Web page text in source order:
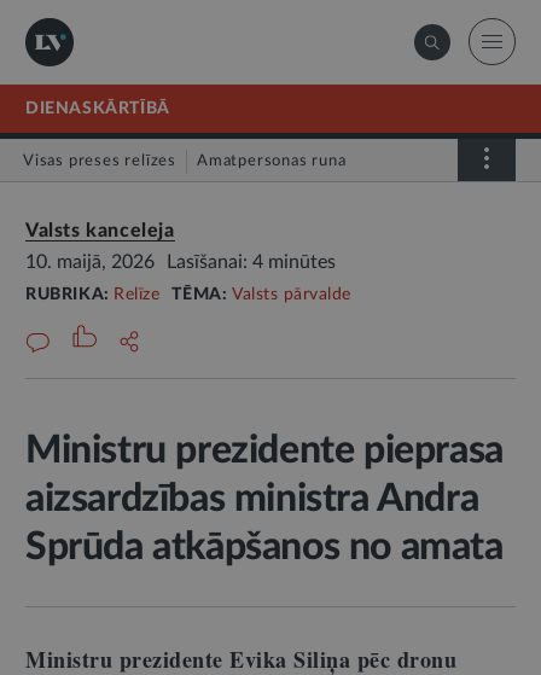
DIENASKĀRTĪBĀ
Visas preses relīzes Amatpersonas runa
Valsts kanceleja
10. maijā, 2026
Lasīšanai: 4 minūtes
RUBRIKA: Relīze TĒMA:Valsts pārvalde
Ministru prezidente pieprasa
aizsardzības ministra Andra
Sprūda atkāpšanos no amata
Ministru prezidente Evika Siliņa pēc dronu